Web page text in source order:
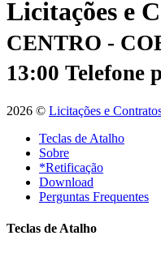
Licitações e
CENTRO -
13:00 Telefone
2026 © Licitações e
Teclas de Atalho
Sobre
*Retificação
Download
Perguntas Frequentes
Teclas de Atalho